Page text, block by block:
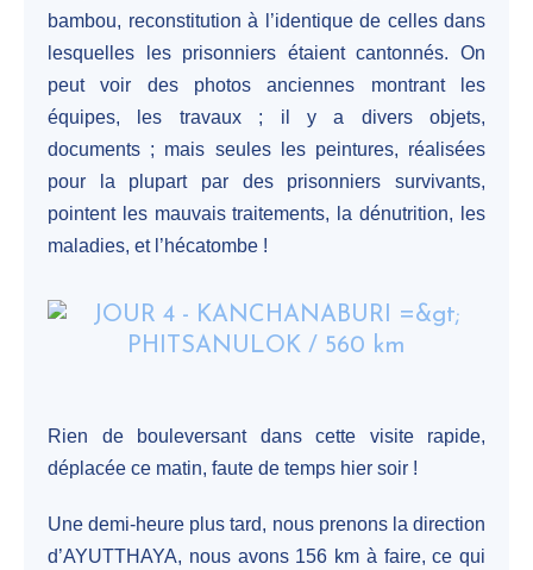
bambou, reconstitution à l’identique de celles dans
lesquelles les prisonniers étaient cantonnés. On
peut voir des photos anciennes montrant les
équipes, les travaux ; il y a divers objets,
documents ; mais seules les peintures, réalisées
pour la plupart par des prisonniers survivants,
pointent les mauvais traitements, la dénutrition, les
maladies, et l’hécatombe !
Rien de bouleversant dans cette visite rapide,
déplacée ce matin, faute de temps hier soir !
Une demi-heure plus tard, nous prenons la direction
d’AYUTTHAYA, nous avons 156 km à faire, ce qui